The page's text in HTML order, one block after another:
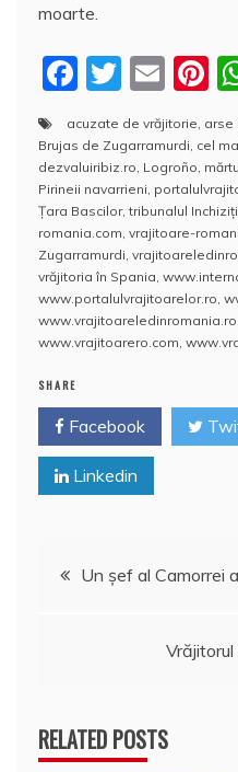
moarte.
F
c
e
b
o
o
k
T
w
itt
er
E
m
ai
l
Pi
e
st
acuzate de vrăjitorie arse
Brujas de Zugarramurdi cel
dezvaluiribiz.ro Logroño
Pirineii navarrieni
Ţara Bascilor,tribunalul
romania.com vrajitoare-
Zugarramurdi
vrăjitoria în Spania
www.portalulvrajitoarelor.ro
www.vrajitoareledinromania.ro
www.vrajitoarero.com
SHARE
Facebook
Linkedin
Navigare
Un şef al Camorrei
RELATED POSTS